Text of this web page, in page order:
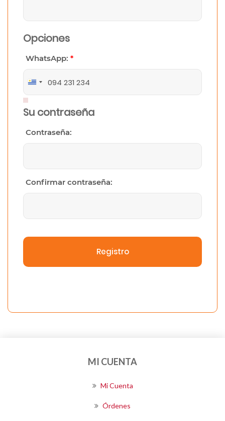
Opciones
WhatsApp: *
Uruguay
+598
Su contraseña
Contraseña:
Confirmar contraseña:
Registro
MI CUENTA
Mi Cuenta
Órdenes